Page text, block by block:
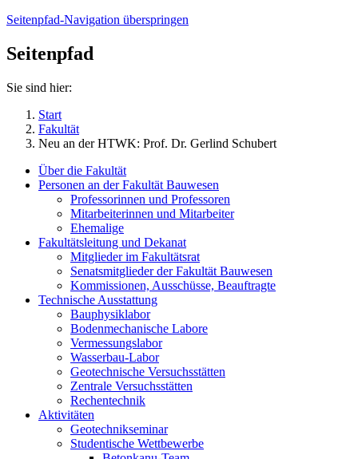
Seitenpfad-Navigation überspringen
Seitenpfad
Sie sind hier:
Start
Fakultät
Neu an der HTWK: Prof. Dr. Gerlind Schubert
Über die Fakultät
Personen an der Fakultät Bauwesen
Professorinnen und Professoren
Mitarbeiterinnen und Mitarbeiter
Ehemalige
Fakultätsleitung und Dekanat
Mitglieder im Fakultätsrat
Senatsmitglieder der Fakultät Bauwesen
Kommissionen, Ausschüsse, Beauftragte
Technische Ausstattung
Bauphysiklabor
Bodenmechanische Labore
Vermessungslabor
Wasserbau-Labor
Geotechnische Versuchsstätten
Zentrale Versuchsstätten
Rechentechnik
Aktivitäten
Geotechnikseminar
Studentische Wettbewerbe